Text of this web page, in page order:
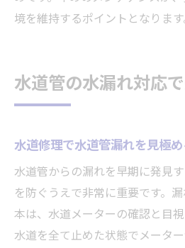
境を維持するポイントとなります
水道管の水漏れ対応
水道修理で水道管漏れを見極
水道管からの漏れを早期に発見
を防ぐうえで非常に重要です。
本は、水道メーターの確認と目視
水道を全て止めた状態でメータ